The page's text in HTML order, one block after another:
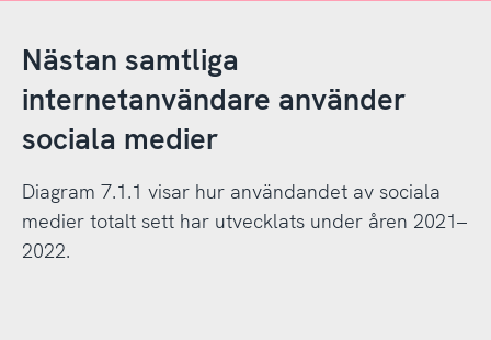
Nästan samtliga
internetanvändare använder
sociala medier
Diagram 7.1.1 visar hur användandet av sociala
medier totalt sett har utvecklats under åren 2021–
2022.